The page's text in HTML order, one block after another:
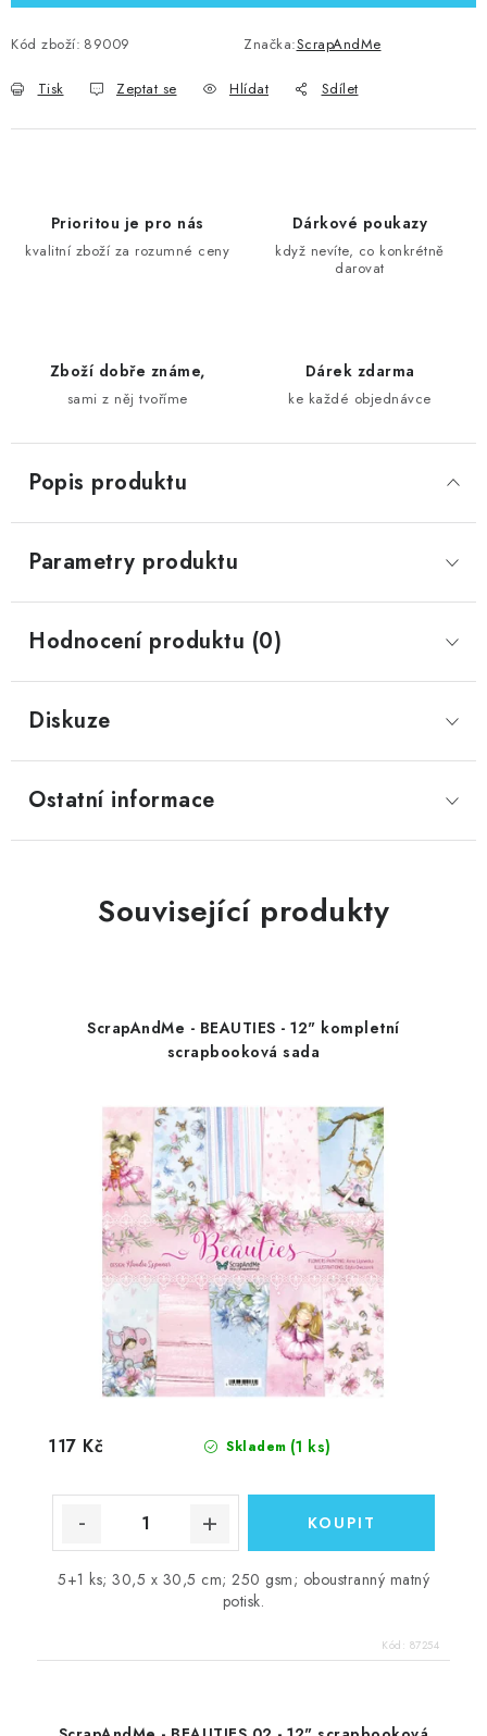
Kód zboží: 89009 Značka:ScrapAndMe
Tisk Zeptat se Hlídat Sdílet
Prioritou je pro nás
kvalitní zboží za rozumné ceny
Dárkové poukazy
když nevíte, co konkrétně
darovat
Zboží dobře známe,
sami z něj tvoříme
Dárek zdarma
ke každé objednávce
Popis produktu
Parametry produktu
Hodnocení produktu (0)
Diskuze
Ostatní informace
Související produkty
ScrapAndMe - BEAUTIES - 12" kompletní
scrapbooková sada
Skladem (1 ks)
117 Kč
5+1 ks; 30,5 x 30,5 cm; 250 gsm; oboustranný matný
potisk.
Kód: 87254